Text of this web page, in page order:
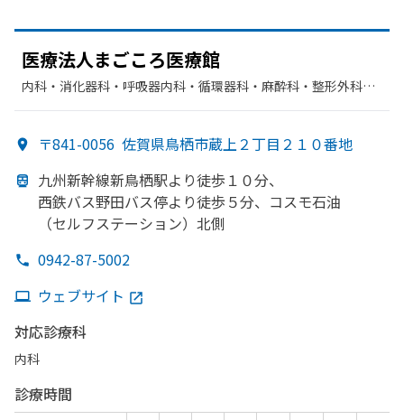
医療法人まごころ医療館
内科・​消化器科・​呼吸器内科・​循環器科・​麻酔科・​整形外科・​
〒841-0056 佐賀県鳥栖市蔵上２丁目２１０番地
九州新幹線新鳥栖駅より徒歩１０分、
西鉄バス野田バス停より徒歩５分、 コスモ石油
（セルフステーション） 北側
0942-87-5002
ウェブサイト
対応診療科
内科
診療時間